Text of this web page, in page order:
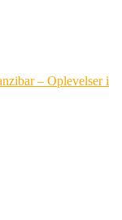
– Oplevelser i